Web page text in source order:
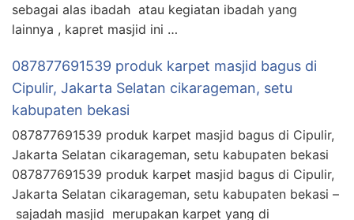
sebagai alas ibadah atau kegiatan ibadah yang
lainnya , kapret masjid ini …
087877691539 produk karpet masjid bagus di
Cipulir, Jakarta Selatan cikarageman, setu
kabupaten bekasi
087877691539 produk karpet masjid bagus di Cipulir,
Jakarta Selatan cikarageman, setu kabupaten bekasi
087877691539 produk karpet masjid bagus di Cipulir,
Jakarta Selatan cikarageman, setu kabupaten bekasi –
sajadah masjid merupakan karpet yang di